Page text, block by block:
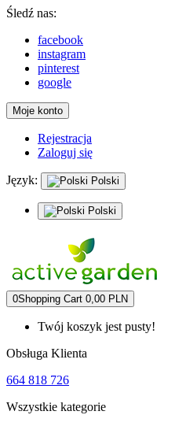
Śledź nas:
facebook
instagram
pinterest
google
Moje konto
Rejestracja
Zaloguj się
Język: Polski
Polski
0Shopping Cart 0,00 PLN
Twój koszyk jest pusty!
Obsługa Klienta
664 818 726
Wszystkie kategorie